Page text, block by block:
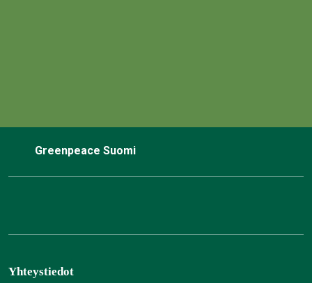
Greenpeace Suomi
Yhteystiedot